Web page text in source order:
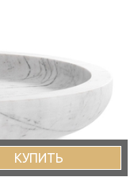
КУПИТЬ